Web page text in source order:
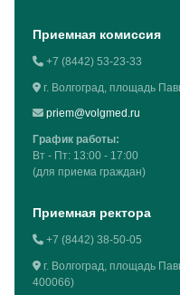
Приемная комиссия
+7 (8442) 53-23-33
г. Волгоград, площадь
priem@volgmed.ru
График работы:
Вт - Пт: 13:00 - 17:00
(для приема граждан)
Приемная ректора
+7 (8442) 38-50-05
г. Волгоград, площадь
400066)